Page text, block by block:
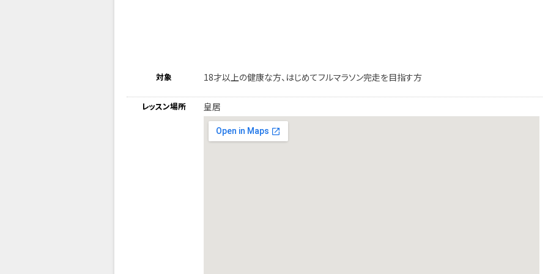
対象 18才以上の健康な方、はじめてフルマラソン完走を目指す方
レッスン場所 皇居